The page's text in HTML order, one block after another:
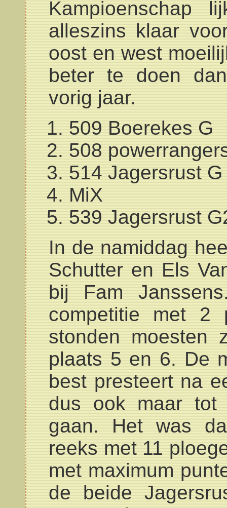
Kampioenschap
alleszins klaar
oost en west
beter te doen
vorig jaar.
509 Boerekes G
508
514 Jagersrust G
MiX
539 Jagersrust
In de namiddag
Schutter en Els
bij Fam
competitie met 2
stonden moesten
plaats 5 en 6. De
best presteert na
dus ook maar tot
gaan. Het was
reeks met 11
met maximum
de beide